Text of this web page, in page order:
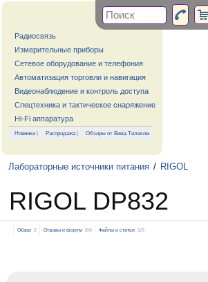
Радиосвязь
Измерительные приборы
Сетевое оборудование и телефония
Автоматизация торговли и навигация
Видеонаблюдение и контроль доступа
Спецтехника и тактическое снаряжение
Hi-Fi аппаратура
Новинки | Распродажа| Обзоры от Вива-Телеком
Лабораторные источники питания / RIGOL
RIGOL DP832
Обзор 2 Отзывы и форум 0/0 Файлы и статьи 1/0